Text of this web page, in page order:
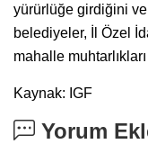
yürürlüğe girdiğini ve
belediyeler, İl Özel
mahalle
Kaynak: IGF
Yorum